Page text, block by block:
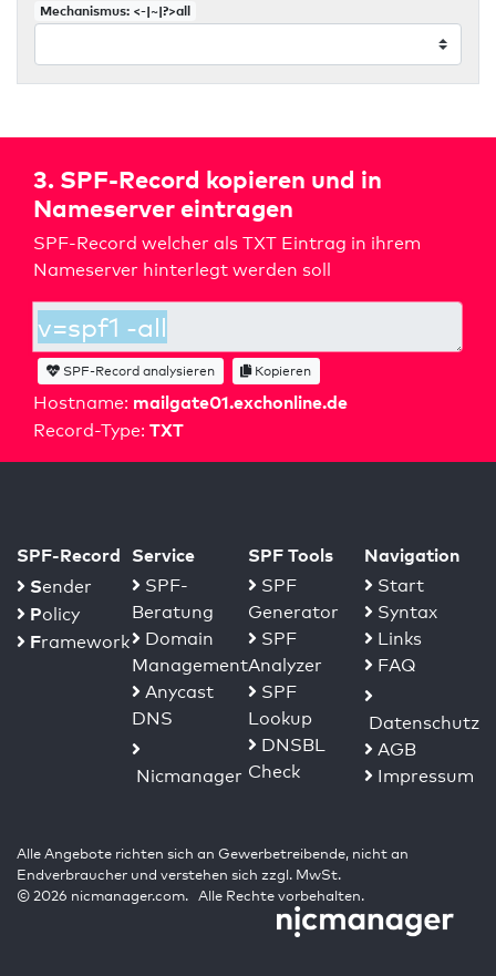
Mechanismus: <-|~|?>all
3. SPF-Record kopieren und in
Nameserver eintragen
SPF-Record welcher als TXT Eintrag in ihrem
Nameserver hinterlegt werden soll
Hostname: mailgate01.exchonline.de
Record-Type: TXT
SPF-Record analysieren Kopieren
SPF-Record
Sender
Policy
Framework
Service
SPF-
Beratung
Domain
Management
Anycast
DNS
Nicmanager
SPF Tools
SPF
Generator
SPF
Analyzer
SPF
Lookup
DNSBL
Check
Navigation
Start
Syntax
Links
FAQ
Datenschutz
AGB
Impressum
Alle Angebote richten sich an Gewerbetreibende, nicht an
Endverbraucher und verstehen sich zzgl. MwSt.
© 2026 nicmanager.com. Alle Rechte vorbehalten.